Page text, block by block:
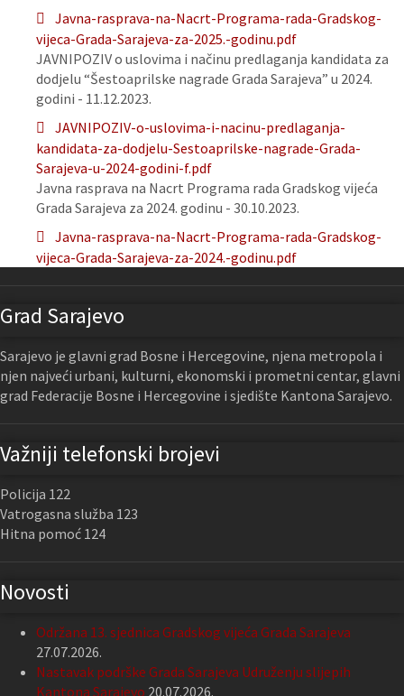
Javna-rasprava-na-Nacrt-Programa-rada-Gradskog-
vijeca-Grada-Sarajeva-za-2025.-godinu.pdf
JAVNIPOZIV o uslovima i načinu predlaganja kandidata za
dodjelu “Šestoaprilske nagrade Grada Sarajeva” u 2024.
godini - 11.12.2023.
JAVNIPOZIV-o-uslovima-i-nacinu-predlaganja-
kandidata-za-dodjelu-Sestoaprilske-nagrade-Grada-
Sarajeva-u-2024-godini-f.pdf
Javna rasprava na Nacrt Programa rada Gradskog vijeća
Grada Sarajeva za 2024. godinu - 30.10.2023.
Javna-rasprava-na-Nacrt-Programa-rada-Gradskog-
vijeca-Grada-Sarajeva-za-2024.-godinu.pdf
Grad Sarajevo
Sarajevo je glavni grad Bosne i Hercegovine, njena metropola i
njen najveći urbani, kulturni, ekonomski i prometni centar, glavni
grad Federacije Bosne i Hercegovine i sjedište Kantona Sarajevo.
Važniji telefonski brojevi
Policija 122
Vatrogasna služba 123
Hitna pomoć 124
Novosti
Održana 13. sjednica Gradskog vijeća Grada Sarajeva
27.07.2026.
Nastavak podrške Grada Sarajeva Udruženju slijepih
Kantona Sarajevo 20.07.2026.